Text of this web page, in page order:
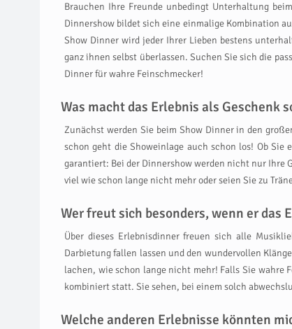
Brauchen Ihre Freunde unbedingt Unterhaltung
Dinnershow bildet sich eine einmalige Kombination
Show Dinner wird jeder Ihrer Lieben bestens
ganz ihnen selbst überlassen. Suchen Sie sich die
Dinner für wahre Feinschmecker!
Was macht das Erlebnis als Geschenk
Zunächst werden Sie beim Show Dinner in den
schon geht die Showeinlage auch schon los! Ob
garantiert: Bei der Dinnershow werden nicht nur Ihre
viel wie schon lange nicht mehr oder seien Sie zu
Wer freut sich besonders, wenn er das
Über dieses Erlebnisdinner freuen sich alle
Darbietung fallen lassen und den wundervollen
lachen, wie schon lange nicht mehr! Falls Sie wahre
kombiniert statt. Sie sehen, bei einem solch
Welche anderen Erlebnisse könnten